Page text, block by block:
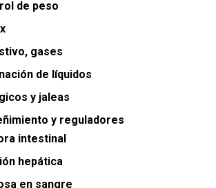
de peso
gases
de líquidos
y jaleas
y reguladores
intestinal
hepática
en sangre